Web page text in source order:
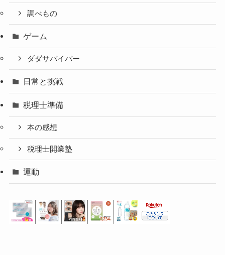
調べもの
ゲーム
ダダサバイバー
日常と挑戦
税理士準備
本の感想
税理士開業塾
運動